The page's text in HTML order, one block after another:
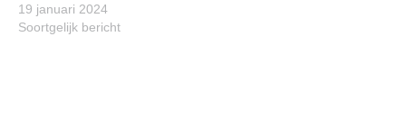
19 januari 2024
Soortgelijk bericht